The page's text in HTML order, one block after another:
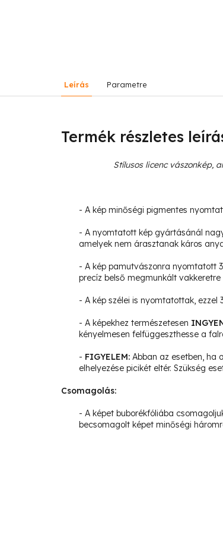
Leírás Parametre
Termék részletes
Stílusos licenc vászonkép,
- A kép minőségi pigmentes
- A nyomtatott kép gyártásánál
amelyek nem árasztanak káros
- A kép pamutvászonra nyomtatott
precíz belső megmunkált
- A kép szélei is nyomtatottak,
- A képekhez természetesen
kényelmesen felfüggeszthesse a
- FIGYELEM: Abban az esetben, ha
elhelyezése picikét eltér. Szükség
Csomagolás:
- A képet buborékfóliába
becsomagolt képet minőségi